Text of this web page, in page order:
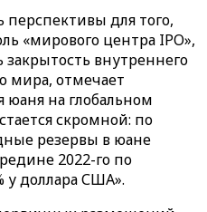
перспективы для того,
«мирового центра IPO»,
внутреннего
мира, отмечает
юаня на глобальном
скромной: по
резервы в юане
2022-го по
у доллара США».